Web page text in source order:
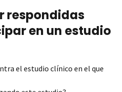
respondidas
en un estudio
el estudio clínico en el que